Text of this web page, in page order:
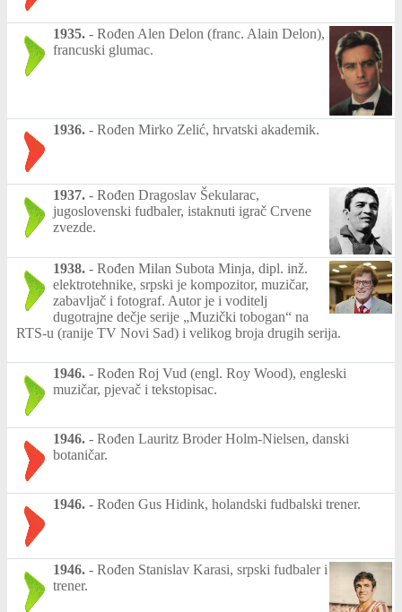
1935. - Rođen Alen Delon (franc. Alain Delon),
francuski glumac.
1936. - Rođen Mirko Zelić, hrvatski akademik.
1937. - Rođen Dragoslav Šekularac,
jugoslovenski fudbaler, istaknuti igrač Crvene
zvezde.
1938. - Rođen Milan Subota Minja, dipl. inž.
elektrotehnike, srpski je kompozitor, muzičar,
zabavljač i fotograf. Autor je i voditelj
dugotrajne dečje serije „Muzički tobogan“ na
RTS-u (ranije TV Novi Sad) i velikog broja drugih serija.
1946. - Rođen Roj Vud (engl. Roy Wood), engleski
muzičar, pjevač i tekstopisac.
1946. - Rođen Lauritz Broder Holm-Nielsen, danski
botaničar.
1946. - Rođen Gus Hidink, holandski fudbalski trener.
1946. - Rođen Stanislav Karasi, srpski fudbaler i
trener.